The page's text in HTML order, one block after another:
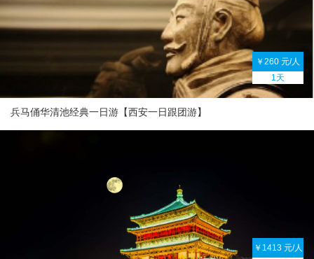
￥260 元/人
1天
兵马俑华清池经典一日游【西安一日跟团游】
￥1413 元/人